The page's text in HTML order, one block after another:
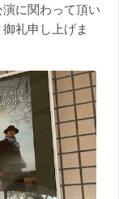
に関わって頂い
礼申し上げま